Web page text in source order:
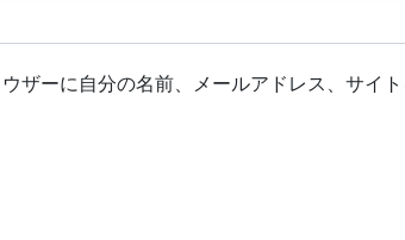
ザーに自分の名前、メールアドレス、サイト